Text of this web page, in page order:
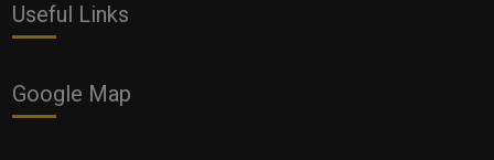
Useful Links
Google Map